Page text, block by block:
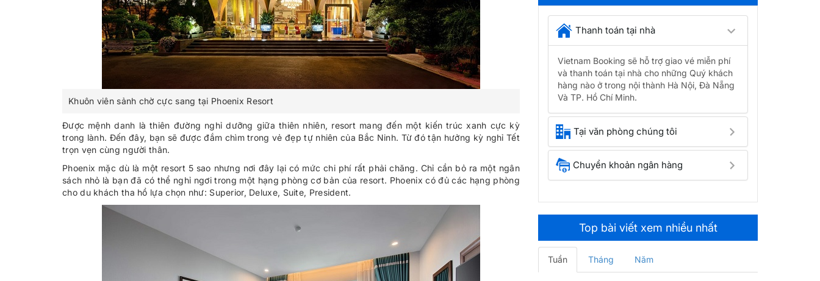
Khuôn viên sảnh chờ cực sang tại Phoenix Resort
Được mệnh danh là thiên đường nghỉ dưỡng giữa thiên nhiên, resort mang đến một kiến trúc xanh cực kỳ
trong lành. Đến đây, bạn sẽ được đắm chìm trong vẻ đẹp tự nhiên của Bắc Ninh. Từ đó tận hưởng kỳ nghỉ Tết
trọn vẹn cùng người thân.
Phoenix mặc dù là một resort 5 sao nhưng nơi đây lại có mức chi phí rất phải chăng. Chỉ cần bỏ ra một ngân
sách nhỏ là bạn đã có thể nghỉ ngơi trong một hạng phòng cơ bản của resort. Phoenix có đủ các hạng phòng
cho du khách tha hồ lựa chọn như: Superior, Deluxe, Suite, President.
Thanh toán tại nhà
Vietnam Booking sẽ hỗ trợ giao vé miễn phí
và thanh toán tại nhà cho những Quý khách
hàng nào ở trong nội thành Hà Nội, Đà Nẵng
Và TP. Hồ Chí Minh.
Tại văn phòng chúng tôi
Chuyển khoản ngân hàng
Top bài viết xem nhiều nhất
Tuần Tháng Năm